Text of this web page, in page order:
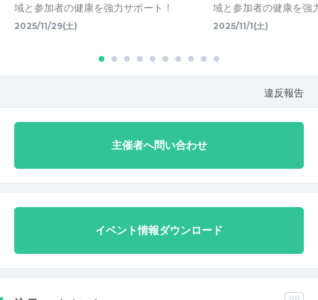
域と参加者の健康を強力サポート！
2025/11/29(土)
域と参加者の健康を強
2025/11/1(土)
違反報告
主催者へ問い合わせ
イベント情報ダウンロード